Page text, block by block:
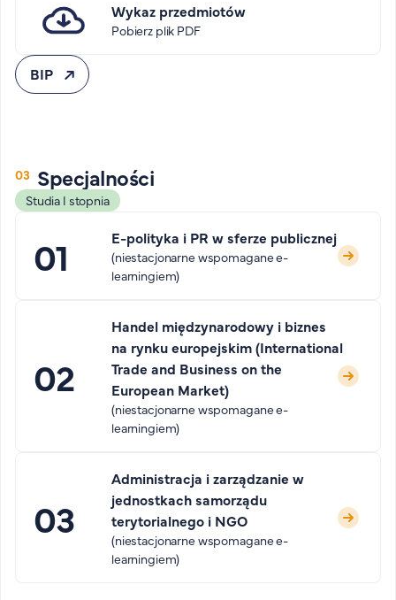
Wykaz przedmiotów
Pobierz plik PDF
BIP
Specjalności
Studia I stopnia
E-polityka i PR w sferze publicznej
(niestacjonarne wspomagane e-
learningiem)
Handel międzynarodowy i biznes
na rynku europejskim (International
Trade and Business on the
European Market)
(niestacjonarne wspomagane e-
learningiem)
Administracja i zarządzanie w
jednostkach samorządu
terytorialnego i NGO
(niestacjonarne wspomagane e-
learningiem)